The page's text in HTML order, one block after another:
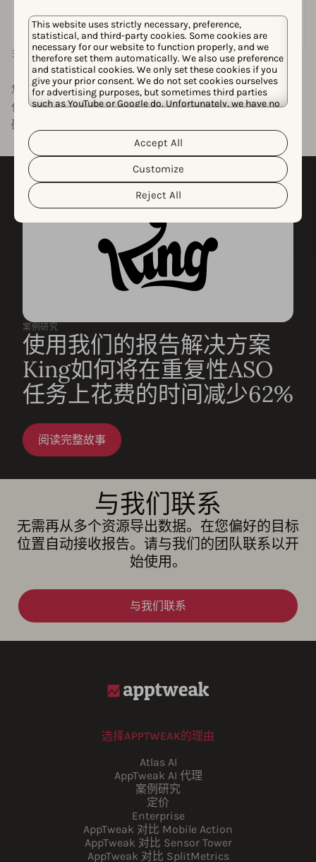
This website uses strictly necessary, preference,
statistical, and third-party cookies. Some cookies are
necessary for our website to function properly, and we
therefore set them automatically. We also use preference
and statistical cookies. We only set these cookies if you
give your prior consent. We do not set cookies ourselves
for advertising purposes, but sometimes third parties
such as YouTube or Google do. Unfortunately, we have no
personal data and the different cookies we use, please
read our
Cookie Policy&Privacy Policy
customize your cookie settings and preferences by
clicking the “Customize” button.
Reject All
Customize
Accept All
无与伦比的灵活性
自动同步
您的导出与 AppTweak 账户中的数据完全同步。 您跟踪的
任何新应用、竞争对手或关键词都将自动 更新，无需编
码。
案例研究
使用我们的报告解决方案
King如何将在重复性ASO
任务上花费的时间减少62%
阅读完整故事
与我们联系
无需再从多个资源导出数据。在您偏好的目标
位置自动接收报告。请与我们的团队联系以开
始使用。
与我们联系
选择APPTWEAK的理由
Atlas AI
AppTweak AI 代理
案例研究
定价
Enterprise
AppTweak 对比 Mobile Action
AppTweak 对比 Sensor Tower
AppTweak 对比 SplitMetrics